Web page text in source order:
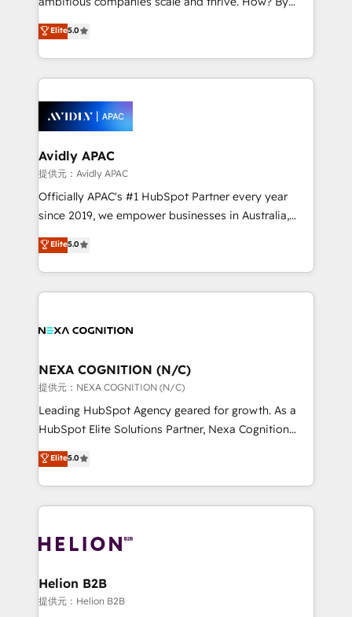
integrate HubSpot with complex solutions like SAP,
MicroSoft, custom solutions,... Our company also has
execution, CPQ, customer portals and HubSpot CMS
upgrading and streamlining every single revenue-
generating aspect of your business. We’re proud
HubSpot Elite Solutions Partners and devout CRM
nerds who can harness HubSpot’s custom digital
experience. Working hand-in-hand with your team,
we’ll assemble a RevOps machine that drives more
traffic, generates better leads and crushes your
revenue goals. We've worked with thousands of
HubSpot customers and we'd love to work with you
too! Clients come to us for: Advanced CRM solutions
HubSpot Data System Migrations between systems
to HubSpot New lead generation strategies Time-
Elite5.0
Avidly APAC
提供元：Avidly APAC
Officially APAC's #1 HubSpot Partner every year
since 2019, we empower businesses in Australia,
New Zealand, and globally to realise their full
potential through enterprise HubSpot CRM
implementation. And we deliver best practice across
the whole HubSpot platform, covering marketing,
all businesses, from start-up to Enterprise, and have
the world. Our human approach to digital
transformation is designed for businesses who want
to grow. And we're passionate about APAC
businesses leading the world in technology, agility
record migrating businesses from CRM & Marketing
Platforms such as Salesforce, Dynamics, Pipedrive,
with attract and retain customers, manage their
business people and processes, and how they
Elite5.0
NEXA COGNITION (N/C)
提供元：NEXA COGNITION (N/C)
Leading HubSpot Agency geared for growth. As a
HubSpot Elite Solutions Partner, Nexa Cognition
ranks in the top 1% of global HubSpot Partners and
has been one of the longest-standing partners since
2012. We empower businesses to harness the full
potential of HubSpot by combining strategic
bespoke HubSpot solutions tailored to drive
Choose Nexa Cognition? 🚀 HubSpot Expertise: Our
certified team specialises in CRM implementation,
Elite5.0
Helion B2B
提供元：Helion B2B